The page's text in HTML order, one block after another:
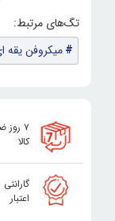
میکروفن یقه
۷
کالا
اعتبار